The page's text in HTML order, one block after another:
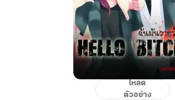
HELLO
โหลด
ตัวอย่าง